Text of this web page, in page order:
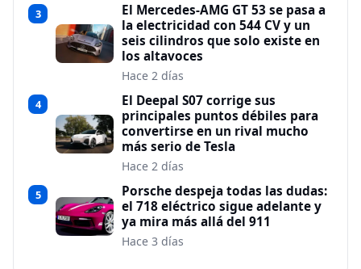
3
El Mercedes-AMG GT 53 se pasa a
la electricidad con 544 CV y un
seis cilindros que solo existe en
los altavoces
Hace 2 días
4
El Deepal S07 corrige sus
principales puntos débiles para
convertirse en un rival mucho
más serio de Tesla
Hace 2 días
5
Porsche despeja todas las dudas:
el 718 eléctrico sigue adelante y
ya mira más allá del 911
Hace 3 días